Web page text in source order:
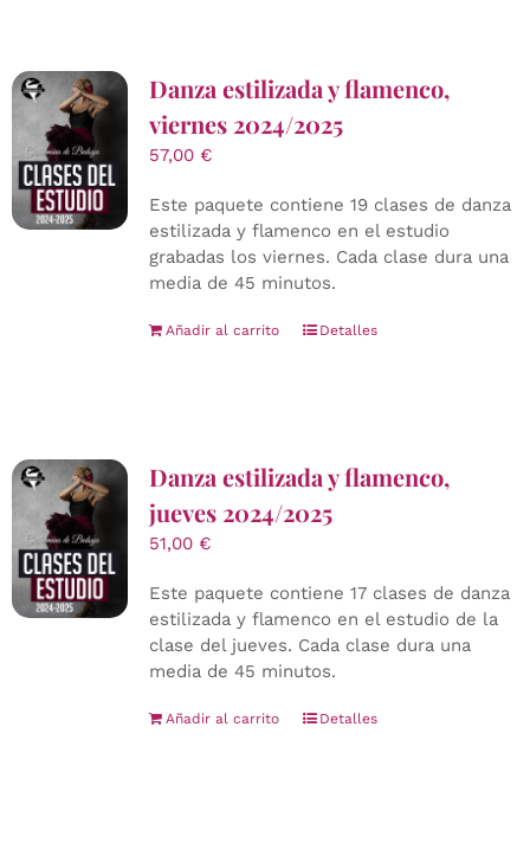
Danza estilizada y flamenco,
viernes 2024/2025
57,00 €
Este paquete contiene 19 clases de danza
estilizada y flamenco en el estudio
grabadas los viernes. Cada clase dura una
media de 45 minutos.
Añadir al carrito Detalles
Danza estilizada y flamenco,
jueves 2024/2025
51,00 €
Este paquete contiene 17 clases de danza
estilizada y flamenco en el estudio de la
clase del jueves. Cada clase dura una
media de 45 minutos.
Añadir al carrito Detalles